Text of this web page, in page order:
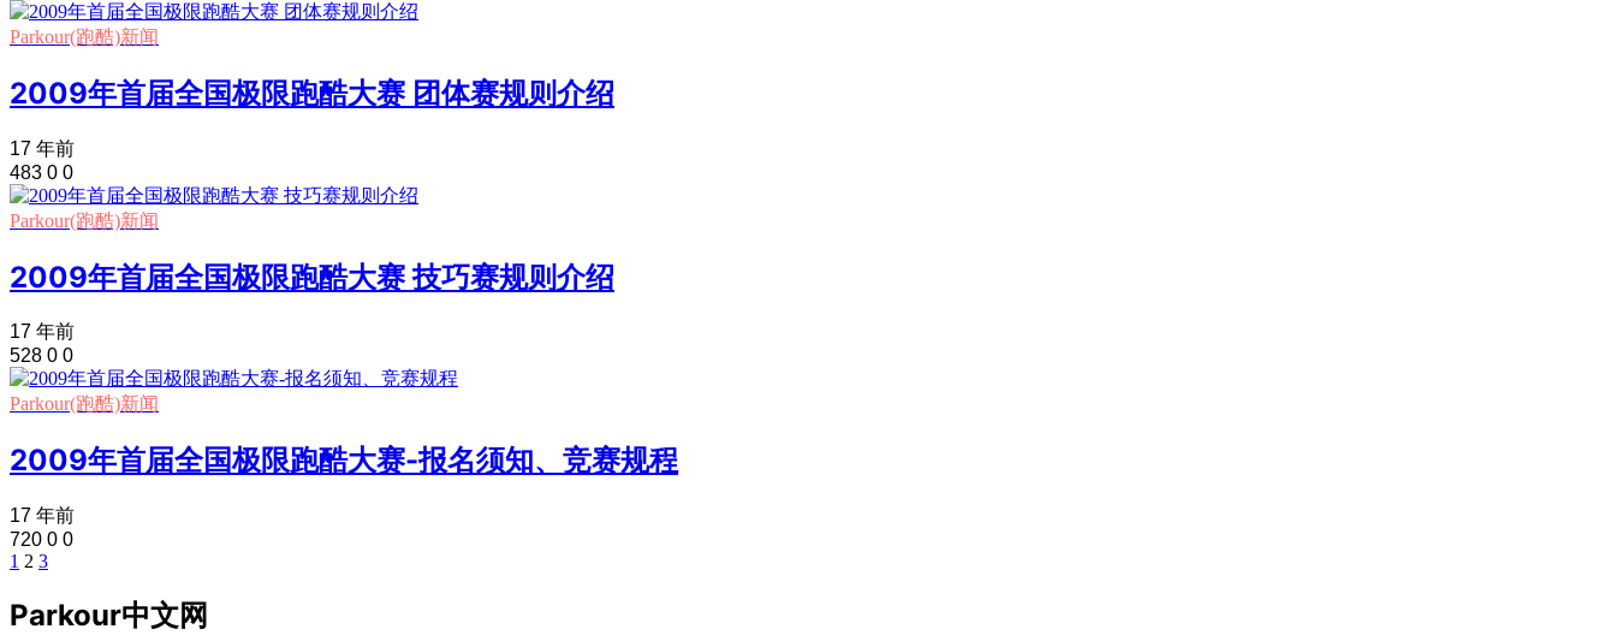
Parkour(跑酷)新闻
2009年首届全国极限跑酷大赛 团体赛规则介绍
17 年前
483 0 0
Parkour(跑酷)新闻
2009年首届全国极限跑酷大赛 技巧赛规则介绍
17 年前
528 0 0
Parkour(跑酷)新闻
2009年首届全国极限跑酷大赛-报名须知、竞赛规程
17 年前
720 0 0
文
章
1 2 3
Parkour中文网